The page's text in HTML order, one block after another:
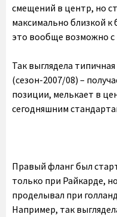
смещений в центр, но
максимально близкой к
это вообще возможно
Так выглядела
(сезон-2007/08) –
позиции, мелькает в
сегодняшним
Правый фланг был
только при Райкарде,
проделывал при
Например, так